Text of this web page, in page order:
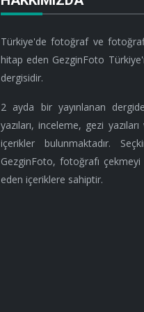
Türkiye'de fotoğraf ve
hitap eden GezginFoto
dergisidir.
2 ayda bir yayınlanan
yazıları, inceleme, gezi
içerikler bulunmaktadır.
GezginFoto, fotoğrafı
eden içeriklere sahiptir.